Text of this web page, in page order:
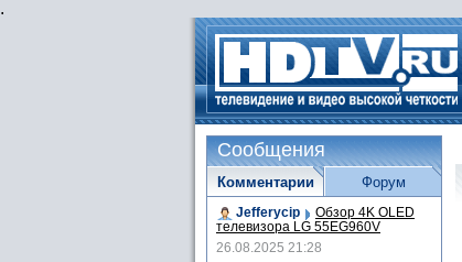
.
Сообщения
Комментарии
Jefferycip Обзор 4K OLED
телевизора LG 55EG960V
26.08.2025 21:28
Форум